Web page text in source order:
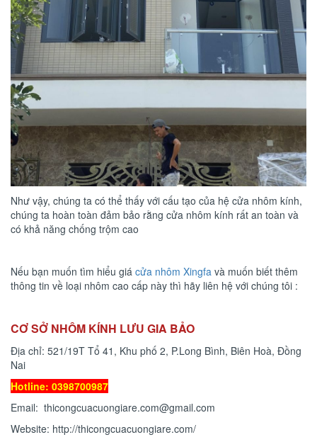
Như vậy, chúng ta có thể thấy với cấu tạo của hệ cửa nhôm kính,
chúng ta hoàn toàn đảm bảo rằng cửa nhôm kính rất an toàn và
có khả năng chống trộm cao
Nếu bạn muốn tìm hiểu giá cửa nhôm Xingfa và muốn biết thêm
thông tin về loại nhôm cao cấp này thì hãy liên hệ với chúng tôi :
CƠ SỞ NHÔM KÍNH LƯU GIA BẢO
Địa chỉ: 521/19T Tổ 41, Khu phố 2, P.Long Bình, Biên Hoà, Đồng
Nai
Hotline: 0398700987
Email: thicongcuacuongiare.com@gmail.com
Website: http://thicongcuacuongiare.com/